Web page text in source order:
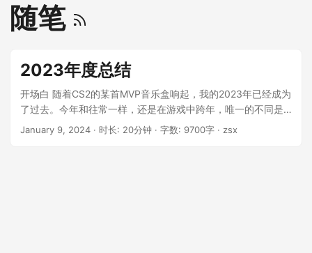
随笔
2023年度总结
开场白 随着CS2的某首MVP音乐盒响起，我的2023年已经成为
了过去。今年和往常一样，还是在游戏中跨年，唯一的不同是
去年玩的是战雷，而且去年...
January 9, 2024 · 时长: 20分钟 · 字数: 9700字 · zsx